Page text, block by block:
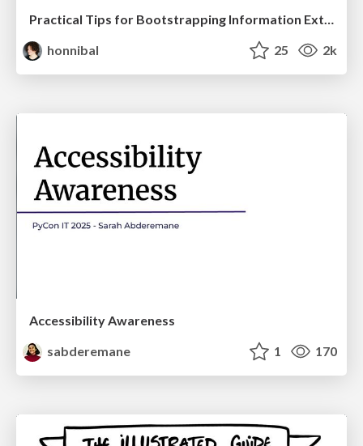
Practical Tips for Bootstrapping Information Extraction Pipelines
honnibal
25 2k
Accessibility Awareness
sabderemane
1 170